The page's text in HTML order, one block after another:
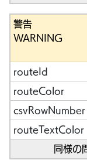
警告
WARNING
routeId
routeColor
csvRowNumber
routeTextColor
同様の